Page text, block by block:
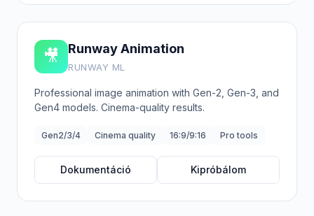
🎥 Runway Animation
RUNWAY ML
Professional image animation with Gen-2, Gen-3, and
Gen4 models. Cinema-quality results.
Gen2/3/4 Cinema quality 16:9/9:16 Pro tools
Dokumentáció Kipróbálom